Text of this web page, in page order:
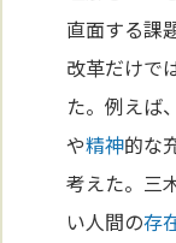
直面する課
改革だけで
た。例えば、
や精神的な
考えた。三
い人間の存